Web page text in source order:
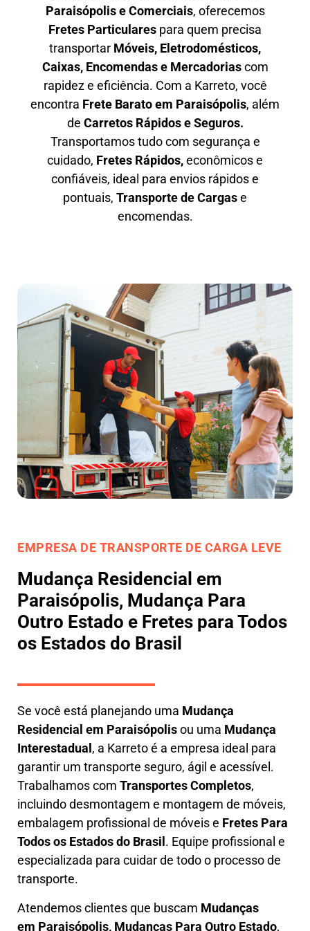
Paraisópolis e Comerciais, oferecemos
Fretes Particulares para quem precisa
transportar Móveis, Eletrodomésticos,
Caixas, Encomendas e Mercadoriascom
rapidez e eficiência. Com a Karreto, você
encontra Frete Barato em Paraisópolis, além
de Carretos Rápidos e Seguros.
Transportamos tudo com segurança e
cuidado, Fretes Rápidos,econômicos e
confiáveis, ideal para envios rápidos e
pontuais, Transporte de Cargase
encomendas.
EMPRESA DE TRANSPORTE DE CARGA LEVE
Mudança Residencial em
Paraisópolis, Mudança Para
Outro Estado e Fretes para Todos
os Estados do Brasil
Se você está planejando uma Mudança
Residencial em Paraisópolisou uma Mudança
Interestadual , a Karretoé a empresa ideal para
garantir um transporte seguro, ágil e acessível.
Trabalhamos com Transportes Completos,
incluindodesmontagem e montagem de móveis,
embalagem profissional de móveis e Fretes Para
Todos os Estados do Brasil . Equipe profissional e
especializada para cuidar de todo o processo de
transporte.
Atendemos clientes que buscam Mudanças
em Paraisópolis, Mudanças Para Outro Estado,